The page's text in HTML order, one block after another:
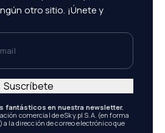
otro sitio. ¡Únete y
fantásticos en nuestra newsletter.
comercial de eSky.pl S.A. (en forma
a la dirección de correo electrónico que
Suscríbete